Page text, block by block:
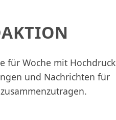
für Woche mit Hochdruck
und Nachrichten für